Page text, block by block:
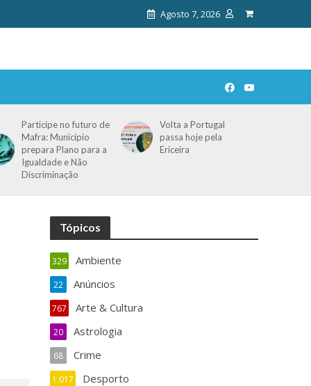
Agosto 7, 2026
Participe no futuro de
Mafra: Município
prepara Plano para a
Igualdade e Não
Discriminação
Volta a Portugal
passa hoje pela
Ericeira
Tópicos
Ambiente
329
Anúncios
22
Arte & Cultura
767
Astrologia
20
Crime
68
Desporto
1.017